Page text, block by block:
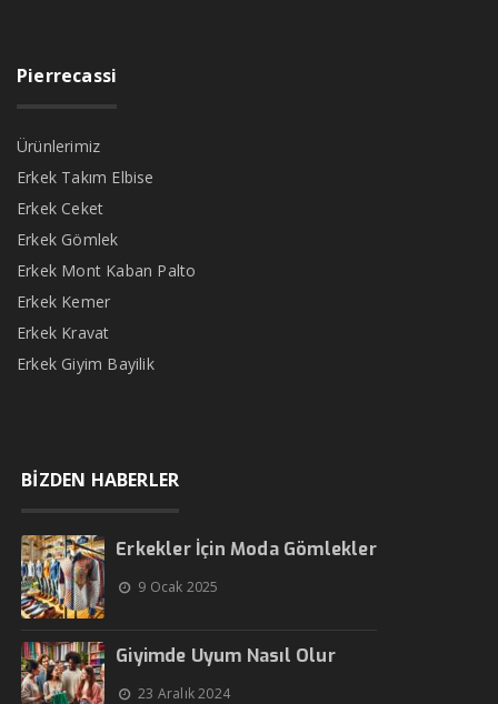
Pierrecassi
Ürünlerimiz
Erkek Takım Elbise
Erkek Ceket
Erkek Gömlek
Erkek Mont Kaban Palto
Erkek Kemer
Erkek Kravat
Erkek Giyim Bayilik
BİZDEN HABERLER
Erkekler İçin Moda Gömlekler
9 Ocak 2025
Giyimde Uyum Nasıl Olur
23 Aralık 2024